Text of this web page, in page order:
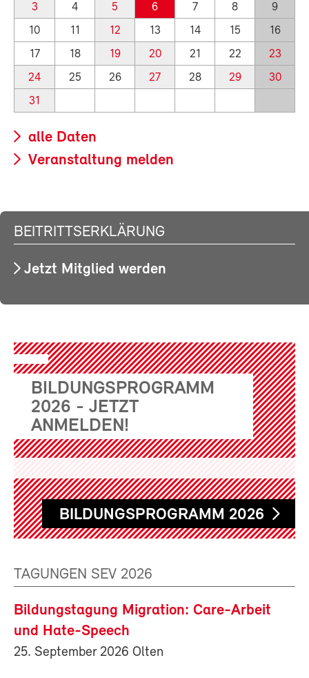
3
4 5 6 7 8
9
10
11 12 13 14 15
16
17
18 19 20 21 22
23
24
25 26 27 28 29
30
31
alle Daten
Veranstaltung melden
BEITRITTSERKLÄRUNG
Jetzt Mitglied werden
BILDUNGSPROGRAMM
2026 - JETZT
ANMELDEN!
BILDUNGSPROGRAMM 2026
TAGUNGEN SEV 2026
Bildungstagung Migration: Care-Arbeit
und Hate-Speech
25. September 2026 Olten